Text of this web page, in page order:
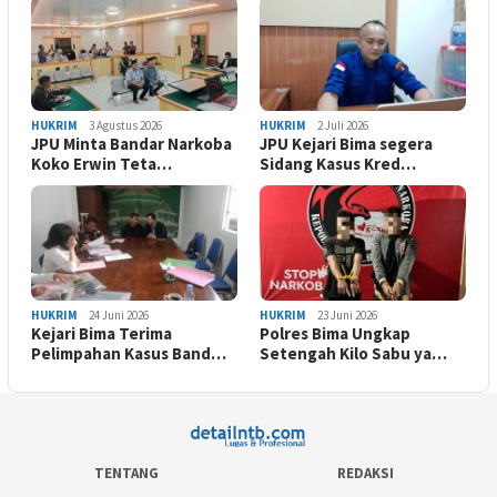
HUKRIM 3 Agustus 2026
JPU Minta Bandar Narkoba
Koko Erwin Teta…
HUKRIM 2 Juli 2026
JPU Kejari Bima segera
Sidang Kasus Kred…
HUKRIM 24 Juni 2026
Kejari Bima Terima
Pelimpahan Kasus Band…
HUKRIM 23 Juni 2026
Polres Bima Ungkap
Setengah Kilo Sabu ya…
TENTANG
REDAKSI